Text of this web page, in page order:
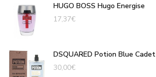
HUGO BOSS Hugo Energise
17,37€
DSQUARED Potion Blue Cadet
30,00€